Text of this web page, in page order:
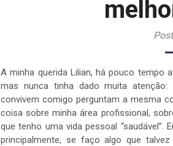
A minha querida Lilian, há pouco tempo
mas nunca tinha dado muita atenção:
convivem comigo perguntam a mesma
coisa sobre minha área profissional,
que tenho uma vida pessoal
principalmente, se faço algo que